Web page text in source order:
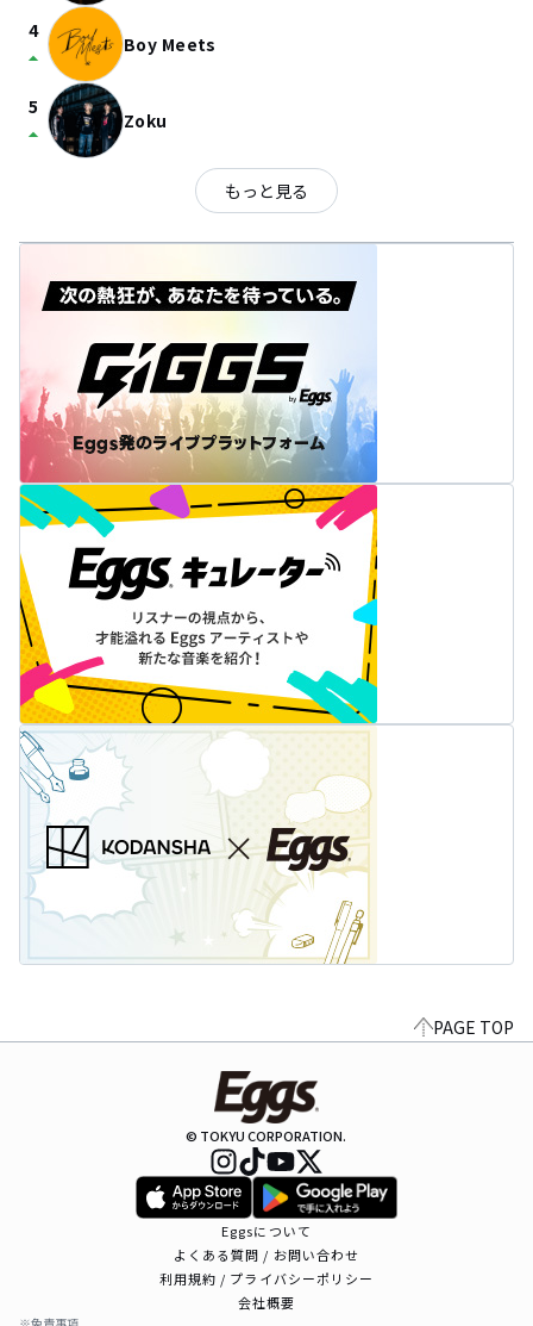
4
arrow_drop_up Boy Meets
5
arrow_drop_up Zoku
もっと見る
PAGE TOP
© TOKYU CORPORATION.
Eggsについて
よくある質問 / お問い合わせ
利用規約 / プライバシーポリシー
会社概要